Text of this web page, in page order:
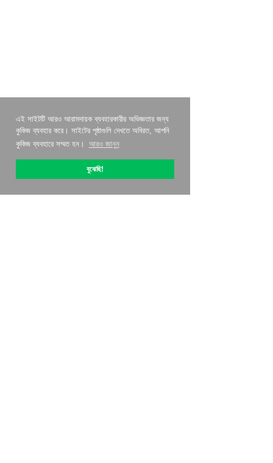
এই সাইটটি আরও আরামদায়ক ব্যবহারকারীর অভিজ্ঞতার জন্য
কুকিজ ব্যবহার করে। সাইটের পৃষ্ঠাগুলি দেখতে অবিরত, আপনি
কুকিজ ব্যবহারে সম্মত হন।
আরও জানুন
বুঝেছি!